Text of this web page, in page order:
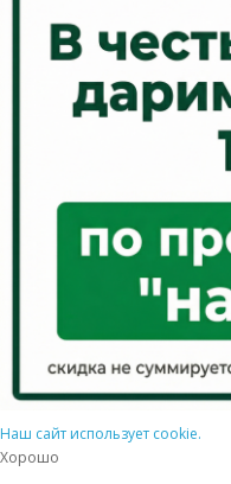
Наш сайт использует cookie.
Хорошо